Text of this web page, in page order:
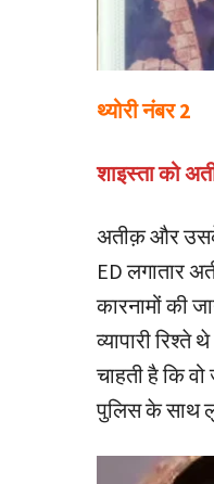
थ्योरी नंबर 2
शाइस्ता को
अतीक़ और उसके
ED लगातार
कारनामों की
व्यापारी
चाहती है कि
पुलिस के साथ